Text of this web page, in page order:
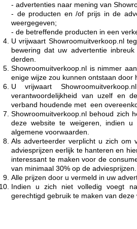
- advertenties naar mening van
- de producten en /of prijs in de
weergegeven;
- de betreffende producten in een
U vrijwaart Showroomuitverkoop.nl
bewering dat uw advertentie
derden.
Showroomuitverkoop.nl is nimmer
enige wijze zou kunnen ontstaan door
U vrijwaart
verantwoordelijkheid van uzelf en
verband houdende met een
Showroomuitverkoop.nl behoud zich
deze website te weigeren, indien
algemene voorwaarden.
Als adverteerder verplicht u zich om
adviesprijzen eerlijk te hanteren en
interessant te maken voor de
van minimaal 30% op de adviesprijzen.
Alle prijzen door u vermeld in uw
Indien u zich niet volledig voegt
gerechtigd gebruik te maken van deze